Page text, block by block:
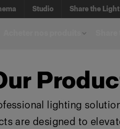
Studio Share the Light
lighting
are designed to